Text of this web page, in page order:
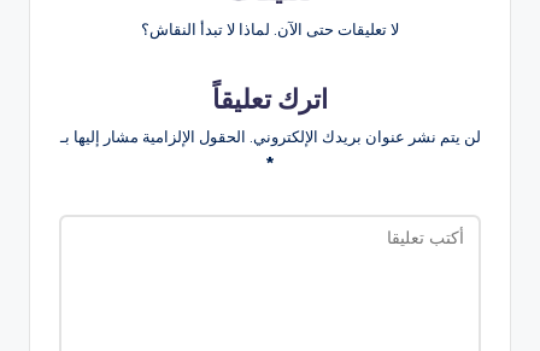
لا تعليقات حتى الآن. لماذا لا تبدأ النقاش؟
اترك تعليقاً
لن يتم نشر عنوان بريدك الإلكتروني. الحقول الإلزامية مشار إليها بـ
*